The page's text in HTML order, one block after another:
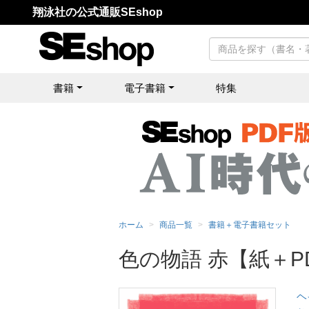
翔泳社の公式通販SEshop
書籍 電子書籍 特集
ホーム 商品一覧 書籍＋電子書籍セット
色の物語 赤【紙＋
ヘ